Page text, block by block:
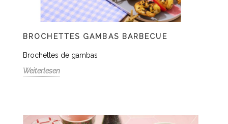
BROCHETTES GAMBAS BARBECUE
Brochettes de gambas
Weiterlesen